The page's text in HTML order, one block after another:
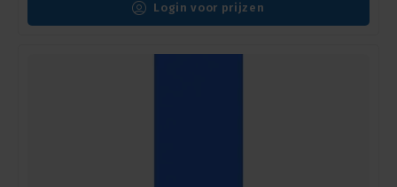
Login voor prijzen